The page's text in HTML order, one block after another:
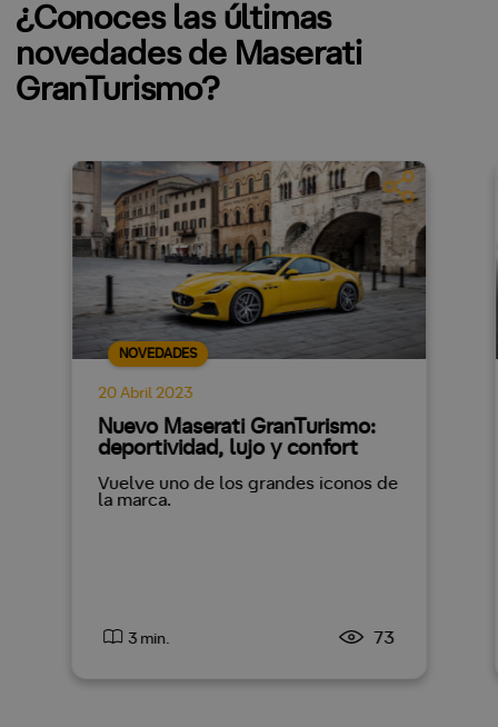
¿Conoces las últimas
novedades de Maserati
GranTurismo?
NOVEDADES
20 Abril 2023
Nuevo Maserati GranTurismo:
deportividad, lujo y confort
Vuelve uno de los grandes iconos de
la marca.
3 min. 73